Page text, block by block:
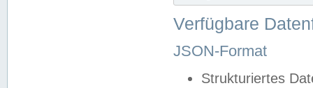
Verfügbare
JSON-Format
Strukturiertes